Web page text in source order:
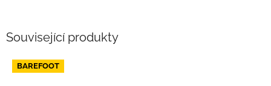
Související produkty
BAREFOOT